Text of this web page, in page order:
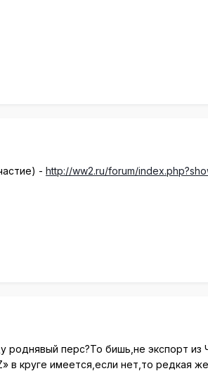
- http://ww2.ru/forum/
перс?То бишь,не экспорт из
в круге имеется,если нет,то редкая